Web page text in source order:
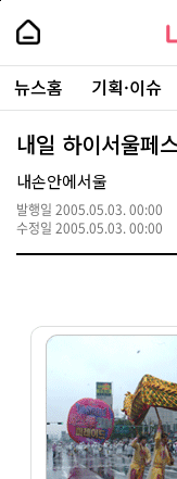
본
로
가
내
손
안
에
서
울
-
서
울
시
대
표
소
주
요
서
뉴스홈 기획·이슈
내일 하이서울페
내손안에서울
발행일 2005.05.03. 00:00
수정일 2005.05.03. 00:00
페
상
단
로